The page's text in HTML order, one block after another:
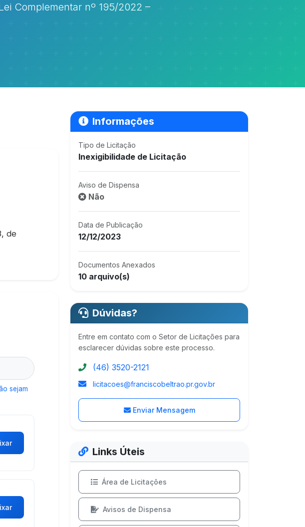
Complementar nº 195/2022 –
de
sejam
Informações
Tipo de Licitação
Inexigibilidade de Licitação
Aviso de Dispensa
Não
Data de Publicação
12/12/2023
Documentos Anexados
10 arquivo(s)
Dúvidas?
Entre em contato com o Setor de Licitações para
esclarecer dúvidas sobre este processo.
(46) 3520-2121
licitacoes@franciscobeltrao.pr.gov.br
Enviar Mensagem
Links Úteis
Área de Licitações
Avisos de Dispensa